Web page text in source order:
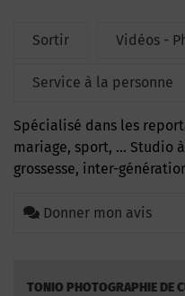
Sortir Vidéos -
Service à la personne
spécialisé dans les reportages de tout évènement,
mariage, sport, … Studio
grossesse, inter-
Donner mon avis
TONIO PHOTOGRAPHIE DE